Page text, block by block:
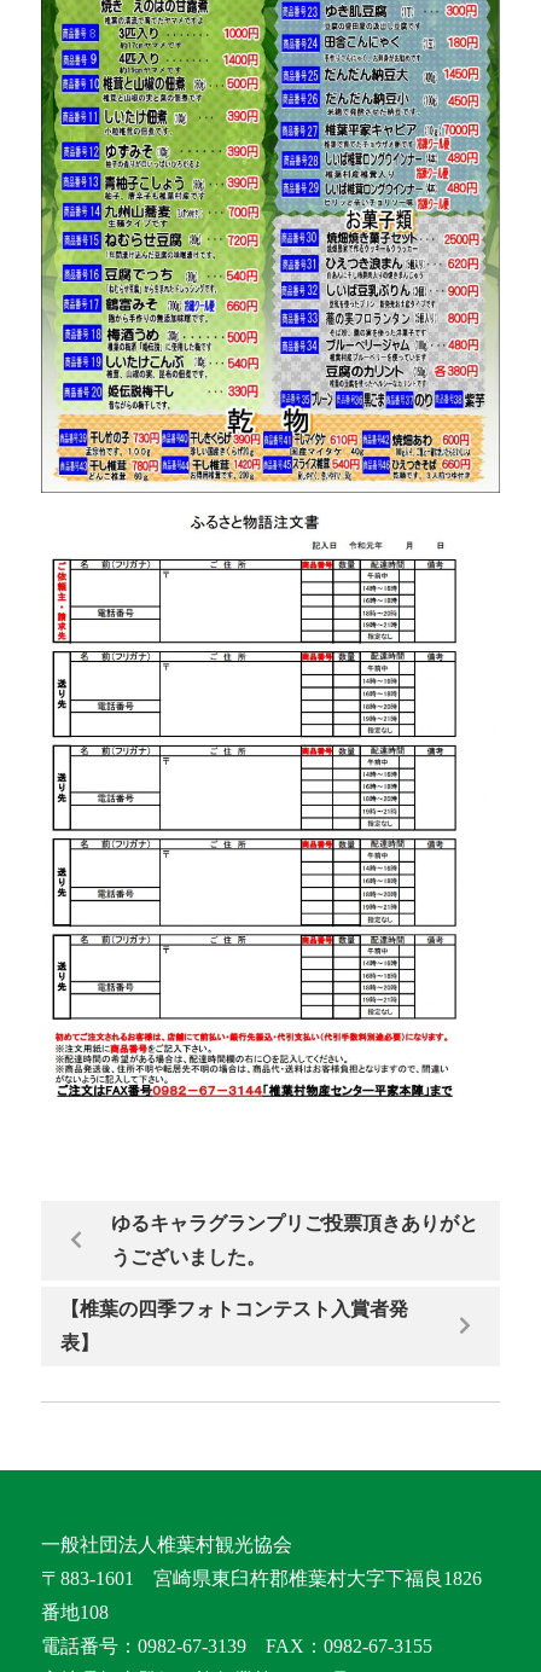
ゆるキャラグランプリご投票頂きありがと
うございました。
【椎葉の四季フォトコンテスト入賞者発
表】
一般社団法人椎葉村観光協会
〒883-1601 宮崎県東臼杵郡椎葉村大字下福良1826
番地108
電話番号：0982-67-3139 FAX：0982-67-3155